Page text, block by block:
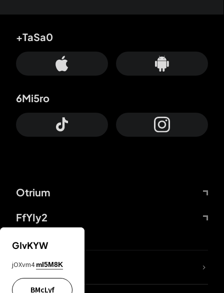
Otrium
FfYIy2
+TaSa0
6Mi5ro
DDcvSo
GIvKYW
jOXvm4 mI5M8K
BMcLyf